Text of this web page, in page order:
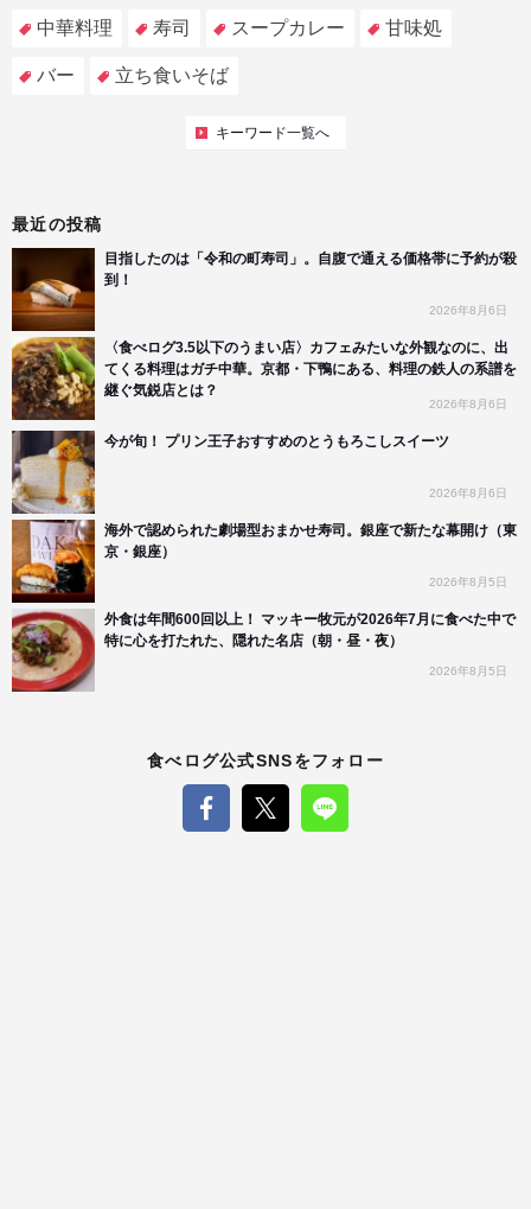
中華料理 寿司 スープカレー 甘味処
バー 立ち食いそば
キーワード一覧へ
最近の投稿
目指したのは「令和の町寿司」。自腹で通える価格帯に予約が殺
到！
2026年8月6日
〈食べログ3.5以下のうまい店〉カフェみたいな外観なのに、出
てくる料理はガチ中華。京都・下鴨にある、料理の鉄人の系譜を
継ぐ気鋭店とは？
2026年8月6日
今が旬！ プリン王子おすすめのとうもろこしスイーツ
2026年8月6日
海外で認められた劇場型おまかせ寿司。銀座で新たな幕開け（東
京・銀座）
2026年8月5日
外食は年間600回以上！ マッキー牧元が2026年7月に食べた中で
特に心を打たれた、隠れた名店（朝・昼・夜）
2026年8月5日
食べログ公式SNSをフォロー